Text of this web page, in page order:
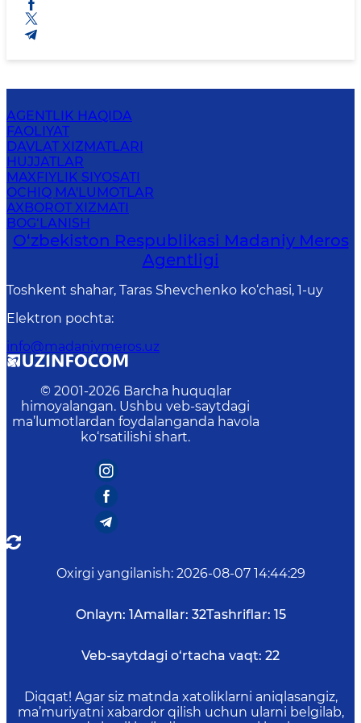
AGENTLIK HAQIDA
FAOLIYAT
DAVLAT XIZMATLARI
HUJJATLAR
MAXFIYLIK SIYOSATI
OCHIQ MA'LUMOTLAR
AXBOROT XIZMATI
BOG‘LANISH
O‘zbekiston Respublikasi Madaniy Meros
Agentligi
Toshkent shahar, Taras Shevchenko ko‘chasi, 1-uy
Elektron pochta:
info@madaniymeros.uz
© 2001-2026 Barcha huquqlar
himoyalangan. Ushbu veb-saytdagi
ma’lumotlardan foydalanganda havola
ko‘rsatilishi shart.
Oxirgi yangilanish: 2026-08-07 14:44:29
Onlayn: 1Amallar: 32Tashriflar: 15
Veb-saytdagi o‘rtacha vaqt: 22
Diqqat! Agar siz matnda xatoliklarni aniqlasangiz,
ma’muriyatni xabardor qilish uchun ularni belgilab,